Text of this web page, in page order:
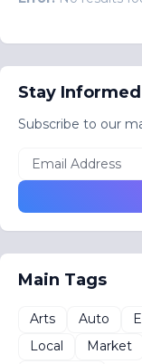
Stay Informed
Subscribe to our
Main Tags
Arts Auto
Local
Market